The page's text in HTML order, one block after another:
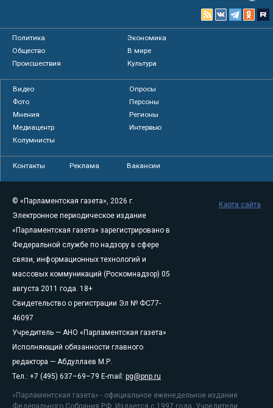
Политика
Экономика
Общество
В мире
Происшествия
Культура
Видео
Опросы
Фото
Персоны
Мнения
Регионы
Медиацентр
Интервью
Колумнисты
Контакты Реклама Вакансии
© «Парламентская газета», 2026 г.
Электронное периодическое издание
«Парламентская газета» зарегистрировано в
Федеральной службе по надзору в сфере
связи, информационных технологий и
массовых коммуникаций (Роскомнадзор) 05
августа 2011 года. 18+
Свидетельство о регистрации Эл № ФС77-
46097
Учредитель — АНО «Парламентская газета»
Исполняющий обязанности главного
редактора — Абдуллаев М.Р.
Тел.: +7 (495) 637–69–79 E-mail: pg@pnp.ru
«Парламентская газета» - официальное еженедельное издание
Федерального Собрания РФ. Издается с 1997 года. Учредители
Карта сайта